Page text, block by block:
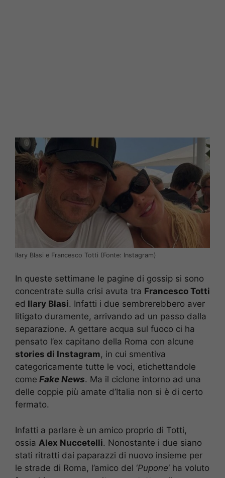
Ilary Blasi e Francesco Totti (Fonte: Instagram)
In queste settimane le pagine di gossip si sono
concentrate sulla crisi avuta tra Francesco Totti
ed Ilary Blasi. Infatti i due sembrerebbero aver
litigato duramente, arrivando ad un passo dalla
separazione. A gettare acqua sul fuoco ci ha
pensato l’ex capitano della Roma con alcune
stories di Instagram, in cui smentiva
categoricamente tutte le voci, etichettandole
come Fake News. Ma il ciclone intorno ad una
delle coppie più amate d’Italia non si è di certo
fermato.
Infatti a parlare è un amico proprio di Totti,
ossia Alex Nuccetelli. Nonostante i due siano
stati ritratti dai paparazzi di nuovo insieme per
le strade di Roma, l’amico del ‘Pupone‘ ha voluto